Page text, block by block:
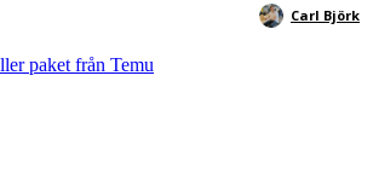
Carl Björk